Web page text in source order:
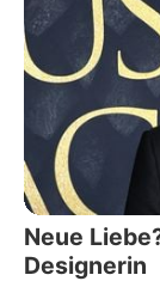
Neue
Designerin